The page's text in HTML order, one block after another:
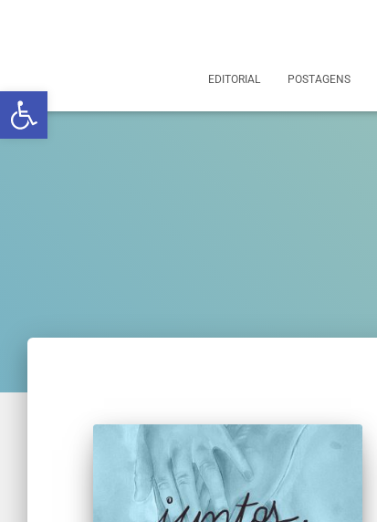
Abrir a barra de ferramentas
EDITORIAL POSTAGENS